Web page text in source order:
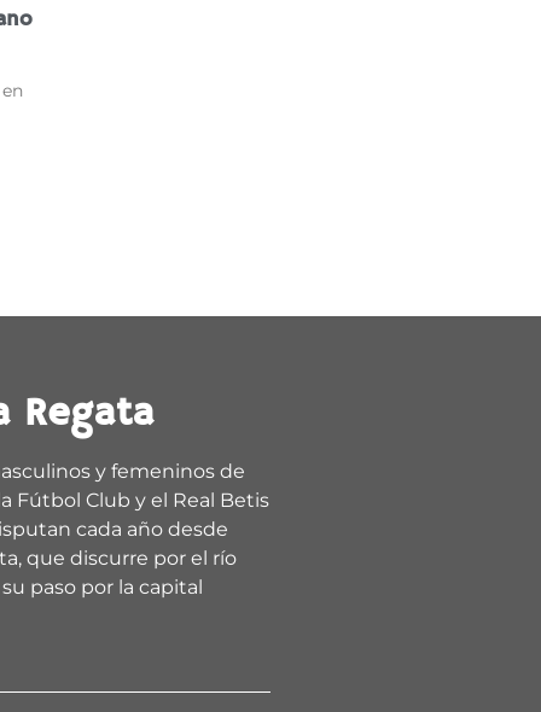
Regata
y femeninos de
Fútbol Club y el Real Betis
cada año desde
que discurre por el río
paso por la capital